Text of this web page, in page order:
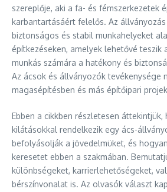
szereplője, aki a fa- és fémszerkezetek
karbantartásáért felelős. Az
biztonságos és stabil munkahelyeket
építkezéseken, amelyek lehetővé teszik
munkás számára a hatékony és
Az ácsok és állványozók tevékenysége
magasépítésben és más építőipari
Ebben a cikkben részletesen áttekintjük,
kilátásokkal rendelkezik egy ács-
befolyásolják a jövedelmüket, és
keresetet ebben a szakmában.
különbségeket, karrierlehetőségeket,
bérszínvonalat is. Az olvasók választ